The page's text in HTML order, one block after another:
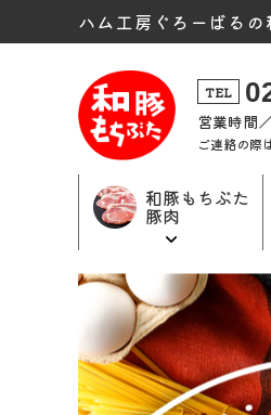
ハム工房ぐろーばる
TEL
営業時間
ご連絡の際
和豚もちぶた
豚肉
和豚もちぶた
豚肉トップ
和豚もちぶた
加工品トップ
ギフト商品
トップ